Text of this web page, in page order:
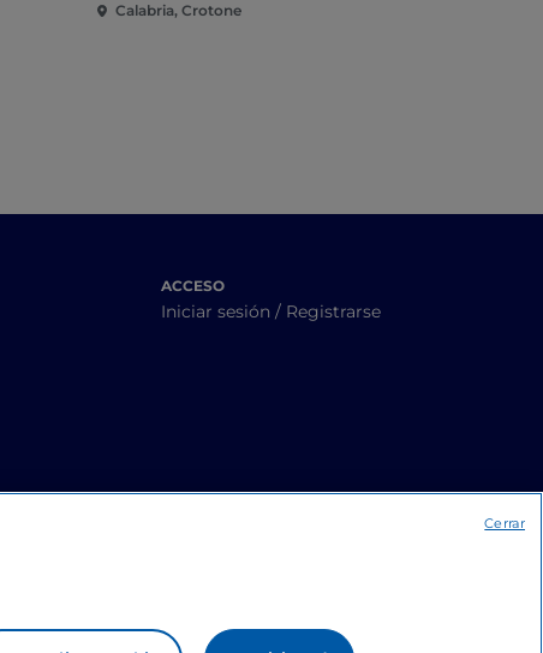
Calabria, Crotone
ACCESO
Iniciar sesión / Registrarse
Cerrar